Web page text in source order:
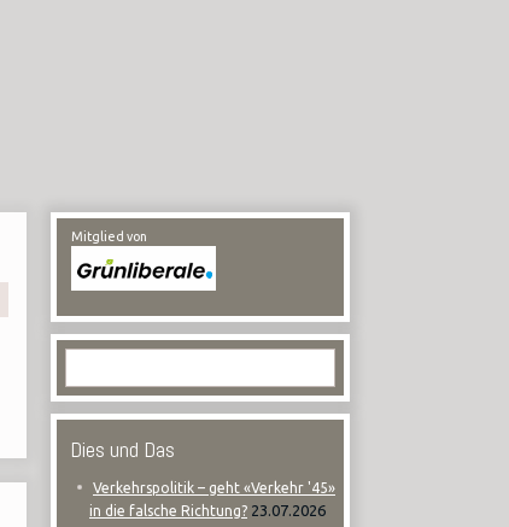
Mitglied von
Dies und Das
Verkehrspolitik – geht «Verkehr '45»
in die falsche Richtung? 23.07.2026